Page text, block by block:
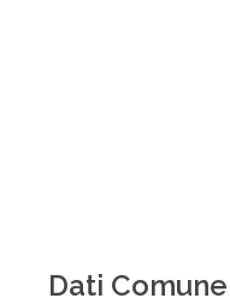
Dati Comune